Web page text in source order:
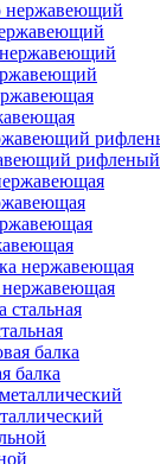
рифленый
балка